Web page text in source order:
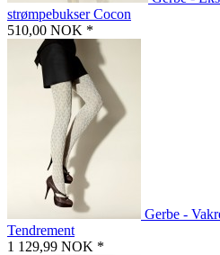
strømpebukser Cocon
510,00 NOK *
Gerbe -
Tendrement
1 129,99 NOK *